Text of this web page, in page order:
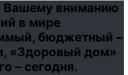
Вашему вниманию
в мире
бюджетный –
«Здоровый дом»
– сегодня.